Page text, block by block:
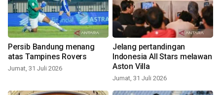
Persib Bandung menang
atas Tampines Rovers
Jumat, 31 Juli 2026
Jelang pertandingan
Indonesia All Stars melawan
Aston Villa
Jumat, 31 Juli 2026